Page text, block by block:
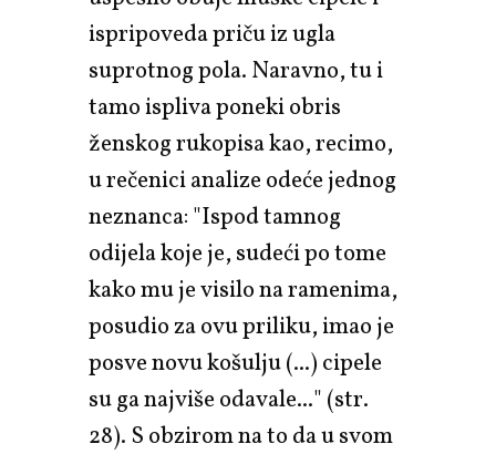
ispripoveda priču iz ugla
suprotnog pola. Naravno, tu i
tamo ispliva poneki obris
ženskog rukopisa kao, recimo,
u rečenici analize odeće jednog
neznanca: "Ispod tamnog
odijela koje je, sudeći po tome
kako mu je visilo na ramenima,
posudio za ovu priliku, imao je
posve novu košulju (...) cipele
su ga najviše odavale..." (str.
28). S obzirom na to da u svom